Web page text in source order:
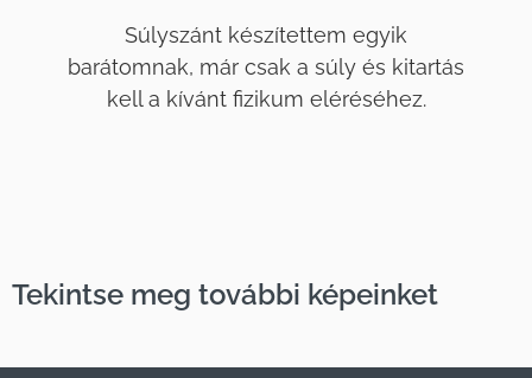
Súlyszánt készítettem egyik
barátomnak, már csak a súly és kitartás
kell a kívánt fizikum eléréséhez.
Tekintse meg további képeinket